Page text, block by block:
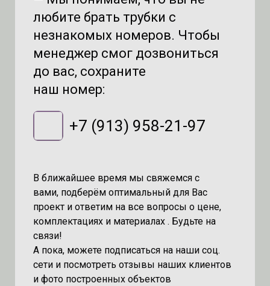
любите брать трубки с
незнакомых номеров. Чтобы
менеджер смог дозвониться
до вас, сохраните
наш номер:
+7 (913) 958-21-97
В ближайшее время мы свяжемся с
вами, подберём оптимальный для Вас
проект и ответим на все вопросы о цене,
комплектациях и материалах . Будьте на
связи!
А пока, можете подписаться на наши соц.
сети и посмотреть отзывы наших клиентов
и фото построенных объектов